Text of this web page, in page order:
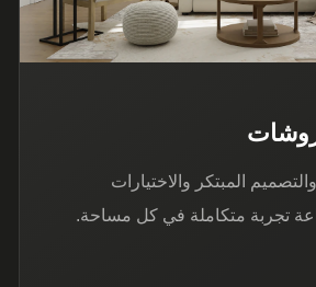
المبتكر والاختيارات
تجربة متكاملة في كل مساحة.